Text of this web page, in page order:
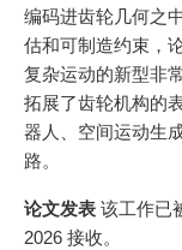
编码进齿轮几何之
估和可制造约束，
复杂运动的新型非
拓展了齿轮机构的
器人、空间运动生
路。
论文发表 该工作已
2026 接收。